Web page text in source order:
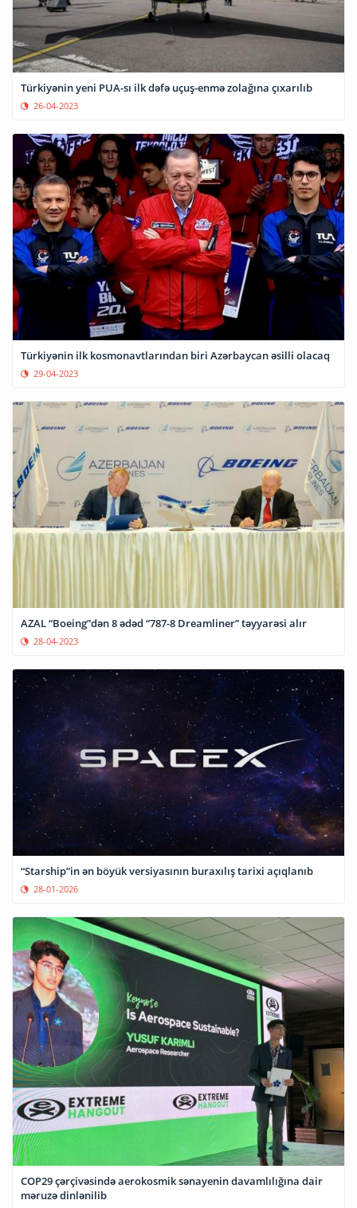
Türkiyənin yeni PUA-sı ilk dəfə uçuş-enmə zolağına çıxarılıb
26-04-2023
Türkiyənin ilk kosmonavtlarından biri Azərbaycan əsilli olacaq
29-04-2023
AZAL “Boeing”dən 8 ədəd “787-8 Dreamliner” təyyarəsi alır
28-04-2023
“Starship”in ən böyük versiyasının buraxılış tarixi açıqlanıb
28-01-2026
COP29 çərçivəsində aerokosmik sənayenin davamlılığına dair
məruzə dinlənilib